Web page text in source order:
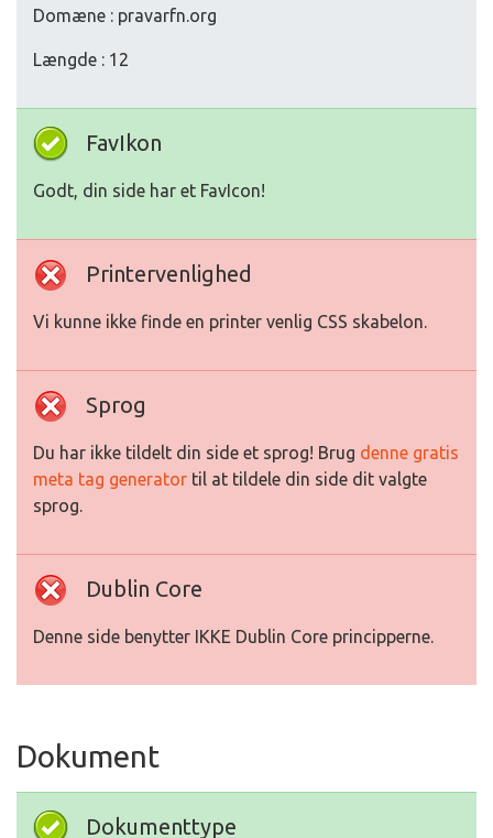
Domæne : pravarfn.org
Længde : 12
FavIkon
Godt, din side har et FavIcon!
Printervenlighed
Vi kunne ikke finde en printer venlig CSS skabelon.
Sprog
Du har ikke tildelt din side et sprog! Brug denne gratis
meta tag generator til at tildele din side dit valgte
sprog.
Dublin Core
Denne side benytter IKKE Dublin Core principperne.
Dokument
Dokumenttype